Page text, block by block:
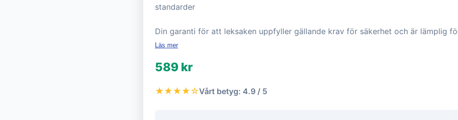
standarder
Din garanti för att leksaken uppfyller gällande krav för säkerhet och är lämplig
Läs mer
589 kr
★★★★☆Vårt betyg: 4.9 / 5